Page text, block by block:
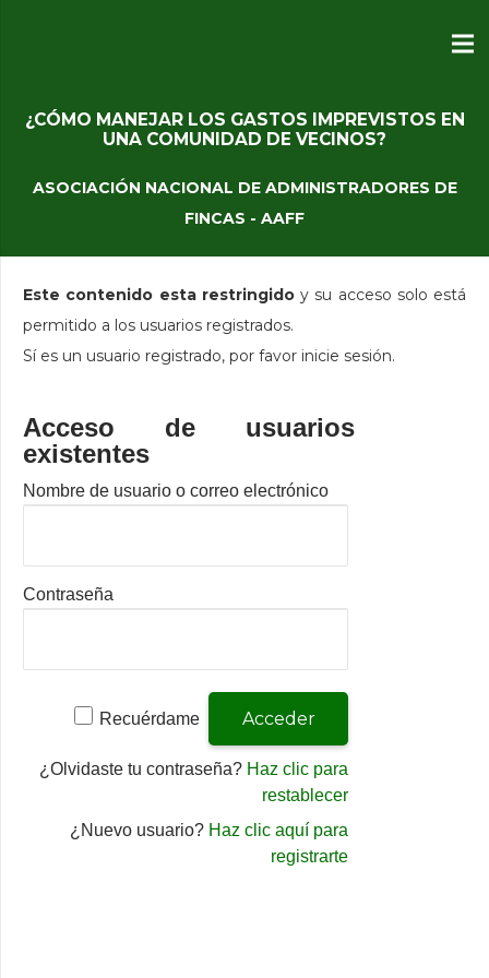
¿CÓMO MANEJAR LOS GASTOS IMPREVISTOS EN
UNA COMUNIDAD DE VECINOS?
ASOCIACIÓN NACIONAL DE ADMINISTRADORES DE
FINCAS - AAFF
Este contenido esta restringidoy su acceso solo está
permitido a los usuarios registrados.
Sí es un usuario registrado, por favor inicie sesión.
Acceso de usuarios
existentes
Nombre de usuario o correo electrónico
Contraseña
Recuérdame
¿Olvidaste tu contraseña? Haz clic para
restablecer
¿Nuevo usuario? Haz clic aquí para
registrarte